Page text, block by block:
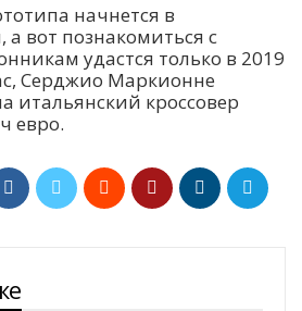
начнется в
вот познакомиться с
удастся только в 2019
Серджио Маркионне
итальянский кроссовер
евро.